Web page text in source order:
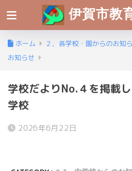
伊賀市教
ホーム ２，各学校・園からのお知
お知らせ
学校だよりNo.４を掲載
学校
2026年6月22日